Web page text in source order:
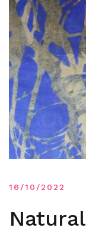
16/10/2022